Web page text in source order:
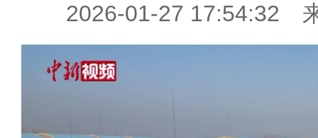
2026-01-27 17:54:32